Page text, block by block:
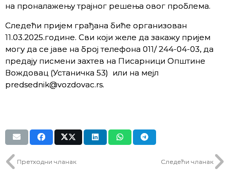
на проналажењу трајног решења овог проблема.
Следећи пријем грађана биће организован
11.03.2025.године. Сви који желе да закажу пријем
могу да се јаве на број телефона 011/ 244-04-03, да
предају писмени захтев на Писарници Општине
Вождовац (Устаничка 53) или на мејл
predsednik@vozdovac.rs.
Претходни чланак Следећи чланак